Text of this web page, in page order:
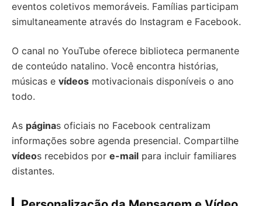
eventos coletivos memoráveis. Famílias participam
simultaneamente através do Instagram e Facebook.
O canal no YouTube oferece biblioteca permanente
de conteúdo natalino. Você encontra histórias,
músicas e vídeos motivacionais disponíveis o ano
todo.
As páginas oficiais no Facebook centralizam
informações sobre agenda presencial. Compartilhe
vídeos recebidos por e-mail para incluir familiares
distantes.